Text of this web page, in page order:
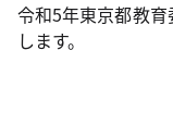
令和5年東京都教
します。